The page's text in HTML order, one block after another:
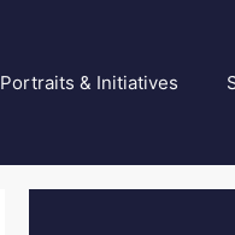
Portraits & Initiatives